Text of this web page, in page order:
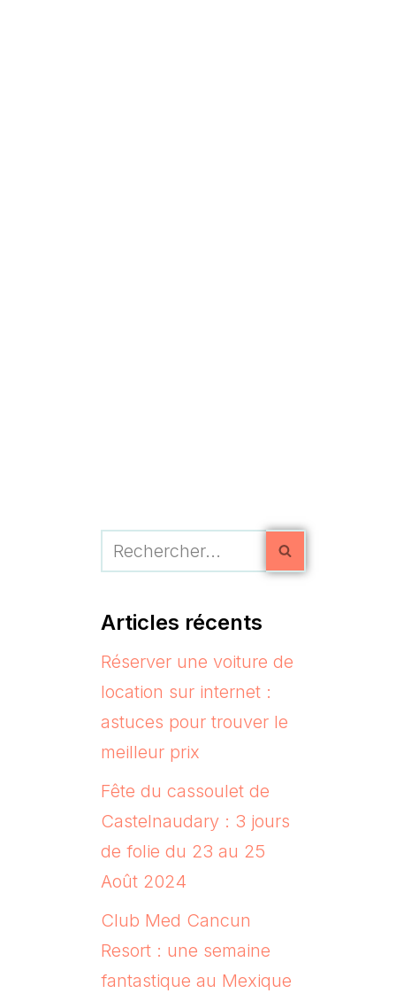
Articles récents
Réserver une voiture de
location sur internet :
astuces pour trouver le
meilleur prix
Fête du cassoulet de
Castelnaudary : 3 jours
de folie du 23 au 25
Août 2024
Club Med Cancun
Resort : une semaine
fantastique au Mexique